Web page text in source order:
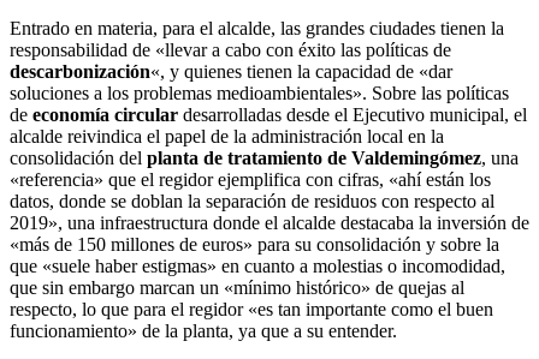
Entrado en materia, para el alcalde, las grandes ciudades tienen la
responsabilidad de «llevar a cabo con éxito las políticas de
descarbonización«, y quienes tienen la capacidad de «dar
soluciones a los problemas medioambientales». Sobre las políticas
de economía circular desarrolladas desde el Ejecutivo municipal, el
alcalde reivindica el papel de la administración local en la
consolidación del planta de tratamiento de Valdemingómez, una
«referencia» que el regidor ejemplifica con cifras, «ahí están los
datos, donde se doblan la separación de residuos con respecto al
2019», una infraestructura donde el alcalde destacaba la inversión de
«más de 150 millones de euros» para su consolidación y sobre la
que «suele haber estigmas» en cuanto a molestias o incomodidad,
que sin embargo marcan un «mínimo histórico» de quejas al
respecto, lo que para el regidor «es tan importante como el buen
funcionamiento» de la planta, ya que a su entender.